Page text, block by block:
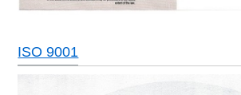
ISO 9001